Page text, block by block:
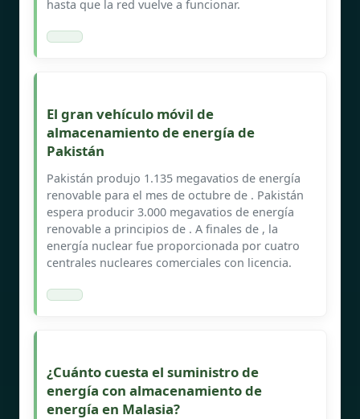
hasta que la red vuelve a funcionar.
El gran vehículo móvil de
almacenamiento de energía de
Pakistán
Pakistán produjo 1.135 megavatios de energía
renovable para el mes de octubre de . Pakistán
espera producir 3.000 megavatios de energía
renovable a principios de . A finales de , la
energía nuclear fue proporcionada por cuatro
centrales nucleares comerciales con licencia.
¿Cuánto cuesta el suministro de
energía con almacenamiento de
energía en Malasia?